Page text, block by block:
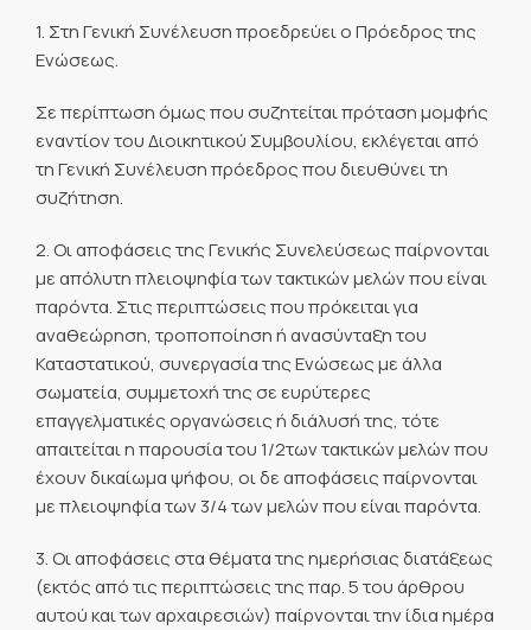
1. Στη Γενική Συνέλευση προεδρεύει ο Πρόεδρος της
Ενώσεως.
Σε περίπτωση όμως που συζητείται πρόταση μομφής
εναντίον του Διοικητικού Συμβουλίου, εκλέγεται από
τη Γενική Συνέλευση πρόεδρος που διευθύνει τη
συζήτηση.
2. Οι αποφάσεις της Γενικής Συνελεύσεως παίρνονται
με απόλυτη πλειοψηφία των τακτικών μελών που είναι
παρόντα. Στις περιπτώσεις που πρόκειται για
αναθεώρηση, τροποποίηση ή ανασύνταξη του
Καταστατικού, συνεργασία της Ενώσεως με άλλα
σωματεία, συμμετοχή της σε ευρύτερες
επαγγελματικές οργανώσεις ή διάλυσή της, τότε
απαιτείται η παρουσία του 1/2των τακτικών μελών που
έχουν δικαίωμα ψήφου, οι δε αποφάσεις παίρνονται
με πλειοψηφία των 3/4 των μελών που είναι παρόντα.
3. Οι αποφάσεις στα θέματα της ημερήσιας διατάξεως
(εκτός από τις περιπτώσεις της παρ. 5 του άρθρου
αυτού και των αρχαιρεσιών) παίρνονται την ίδια ημέρα